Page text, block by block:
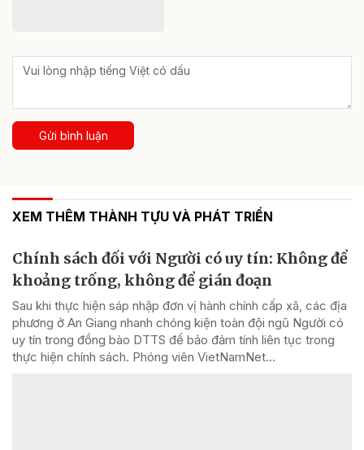
Gửi bình luận
XEM THÊM THÀNH TỰU VÀ PHÁT TRIỂN
Chính sách đối với Người có uy tín: Không để
khoảng trống, không để gián đoạn
Sau khi thực hiện sáp nhập đơn vị hành chính cấp xã, các địa
phương ở An Giang nhanh chóng kiện toàn đội ngũ Người có
uy tín trong đồng bào DTTS để bảo đảm tính liên tục trong
thực hiện chính sách. Phóng viên VietNamNet...